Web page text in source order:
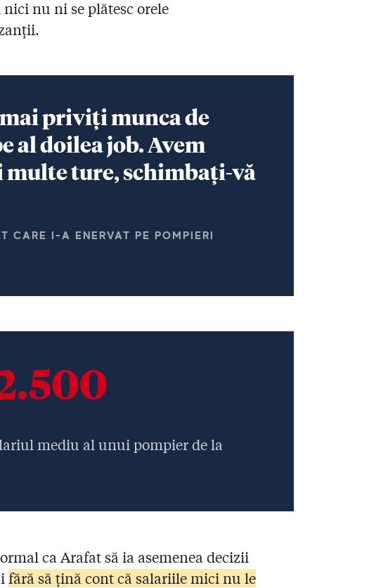
nu ni se plătesc orele
mai priviți munca de
al doilea job. Avem
multe ture, schimbați-vă
CARE I-A ENERVAT PE POMPIERI
mediu al unui pompier de la
ca Arafat să ia asemenea decizii
fără să țină cont că salariile mici nu le